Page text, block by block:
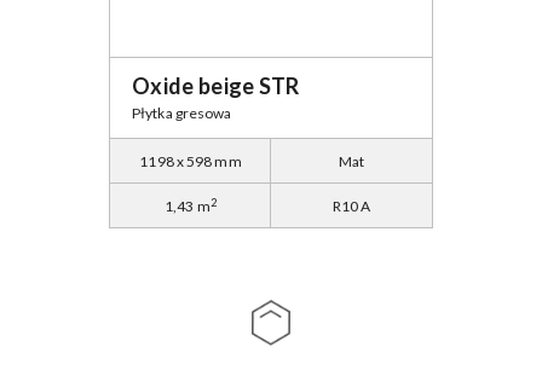
Oxide beige STR
Płytka gresowa
1198 x 598 mm Mat
1,43 m2 R10 A